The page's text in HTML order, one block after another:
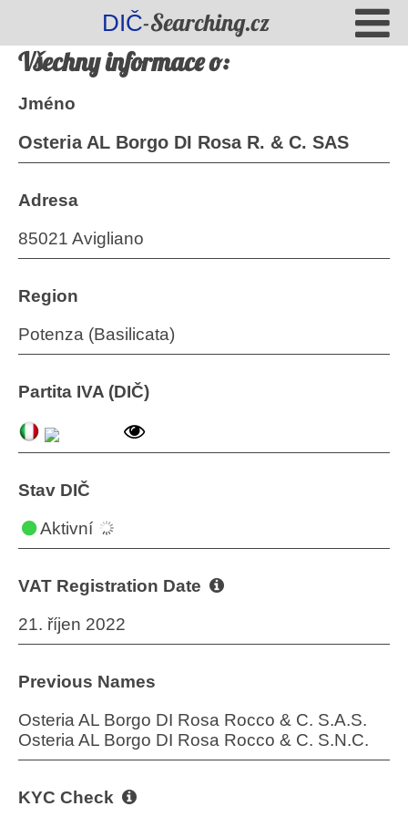
DIČ-Searching.cz
Všechny informace o:
Jméno
Osteria AL Borgo DI Rosa R. & C. SAS
Adresa
85021 Avigliano
Region
Potenza (Basilicata)
Partita IVA (DIČ)
Stav DIČ
Aktivní
VAT Registration Date
21. říjen 2022
Previous Names
Osteria AL Borgo DI Rosa Rocco & C. S.A.S.
Osteria AL Borgo DI Rosa Rocco & C. S.N.C.
KYC Check